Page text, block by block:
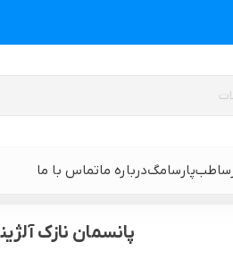
پارسامگدرباره ماتماس با ما
> پانسمان نازک آلژینات آسکینا
پانسمان نازک